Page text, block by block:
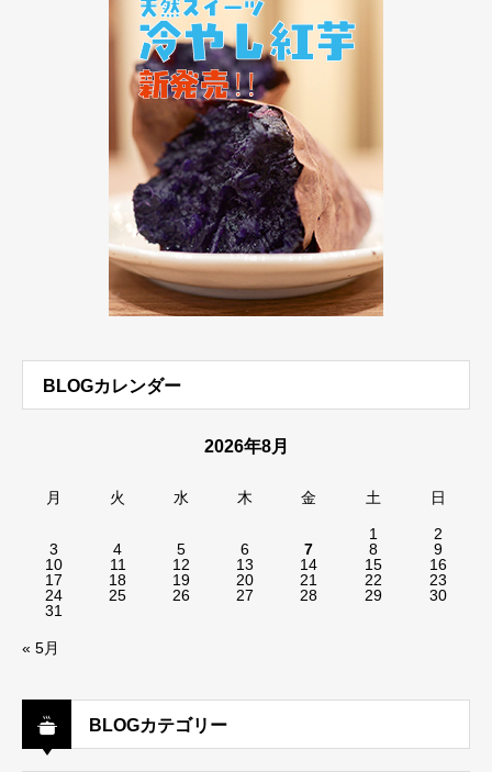
BLOGカレンダー
2026年8月
月 火 水 木 金 土 日
1
2
3
4 5 6 7 8
9
10
11 12 13 14 15
16
17
18 19 20 21 22
23
24
25 26 27 28 29
30
31
« 5月
BLOGカテゴリー